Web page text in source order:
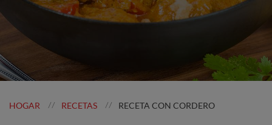
HOGAR // RECETAS // RECETA CON CORDERO